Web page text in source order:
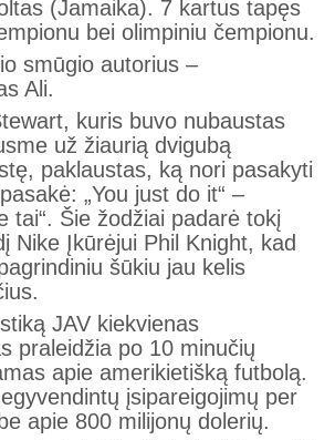
(Jamaika). 7 kartus tapęs
bei olimpiniu čempionu.
smūgio autorius –
Ali.
kuris buvo nubaustas
už žiaurią dvigubą
paklaustas, ką nori pasakyti
„You just do it“ –
tai“. Šie žodžiai padarė tokį
Nike Įkūrėjui Phil Knight, kad
šūkiu jau kelis
JAV kiekvienas
praleidžia po 10 minučių
apie amerikietišką futbolą.
įsipareigojimų per
apie 800 milijonų dolerių.